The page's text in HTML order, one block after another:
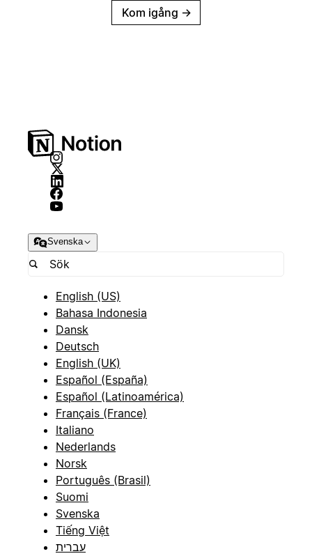
Kom igång →
Svenska
English (US)
Bahasa Indonesia
Dansk
Deutsch
English (UK)
Español (España)
Español (Latinoamérica)
Français (France)
Italiano
Nederlands
Norsk
Português (Brasil)
Suomi
Svenska
Tiếng Việt
עברית